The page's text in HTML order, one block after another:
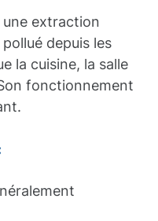
une extraction
depuis les
la cuisine, la salle
fonctionnement